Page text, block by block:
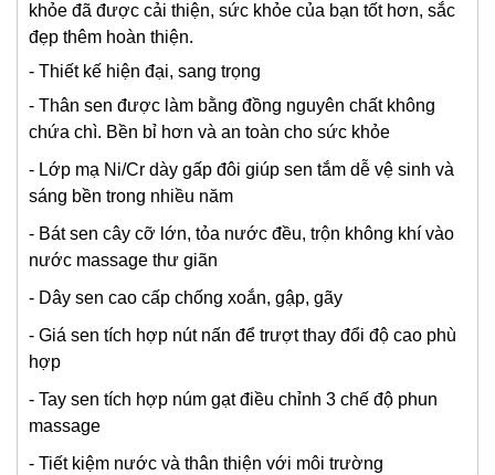
khỏe đã được cải thiện, sức khỏe của bạn tốt hơn, sắc
đẹp thêm hoàn thiện.
- Thiết kế hiện đại, sang trọng
- Thân sen được làm bằng đồng nguyên chất không
chứa chì. Bền bỉ hơn và an toàn cho sức khỏe
- Lớp mạ Ni/Cr dày gấp đôi giúp sen tắm dễ vệ sinh và
sáng bền trong nhiều năm
- Bát sen cây cỡ lớn, tỏa nước đều, trộn không khí vào
nước massage thư giãn
- Dây sen cao cấp chống xoắn, gập, gãy
- Giá sen tích hợp nút nấn để trượt thay đổi độ cao phù
hợp
- Tay sen tích hợp núm gạt điều chỉnh 3 chế độ phun
massage
- Tiết kiệm nước và thân thiện với môi trường